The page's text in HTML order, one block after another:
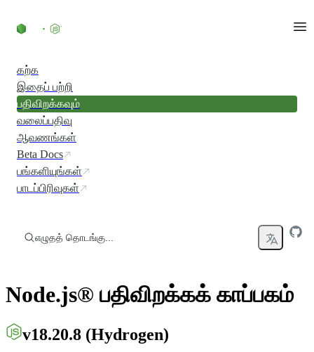
கற்க
இதைப் பற்றி
பதிவிறக்கவும்
வலைப்பதிவு
ஆவணங்கள்
Beta Docs
பங்களியுங்கள்
பாடப்பிரிவுகள்
எழுதத் தொடங்கு...
Node.js® பதிவிறக்கக் காப்பகம்
v18.20.8 (Hydrogen)